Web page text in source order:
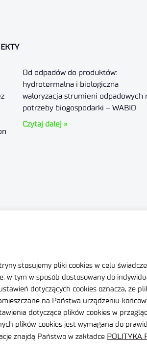
stosujemy pliki cookies w celu
w tym w sposób dostosowany do
dotyczących cookies oznacza, że
na Państwa urządzeniu
dotyczące plików cookies w
plików cookies jest wymagana do
znajdą Państwo w zakładce POLITYKA
Od odpadów do produktów:
hydrotermalna i biologiczna
waloryzacja strumieni odpadowych
potrzeby biogospodarki – WABIO
Czytaj dalej »
Projekty
Ogrody Doświadczeń
Branżowy Punkt
BIP